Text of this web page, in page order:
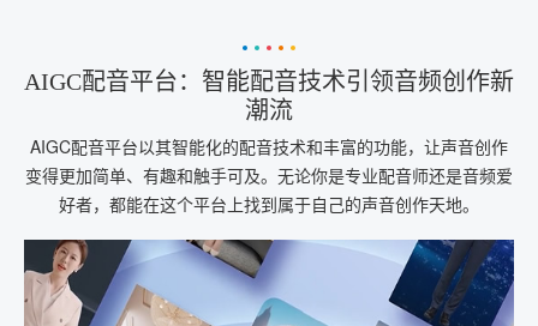
AIGC配音平台：智能配音技术引领音频创作新
潮流
AIGC配音平台以其智能化的配音技术和丰富的功能，让声音创作
变得更加简单、有趣和触手可及。无论你是专业配音师还是音频爱
好者，都能在这个平台上找到属于自己的声音创作天地。